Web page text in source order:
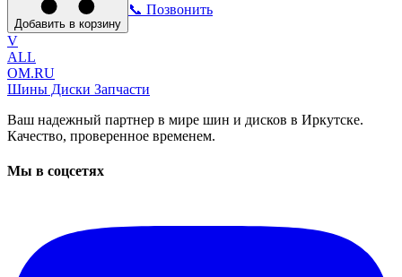
Добавить в корзину
📞 Позвонить
V
ALL
OM.RU
Шины Диски Запчасти
Ваш надежный партнер в мире шин и дисков в Иркутске.
Качество, проверенное временем.
Мы в соцсетях